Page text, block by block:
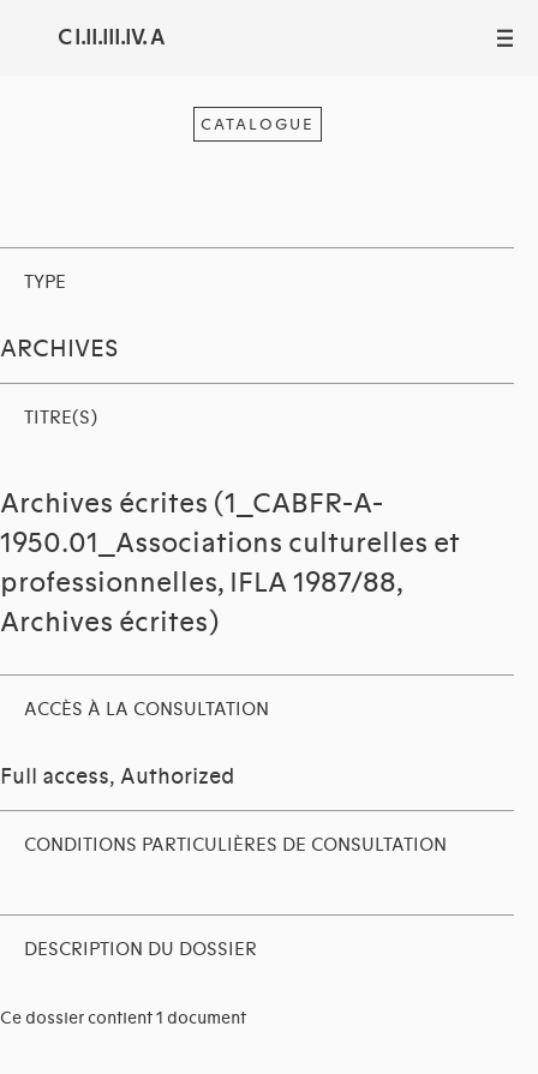
C I.II.III.IV. A III
CATALOGUE
TYPE
ARCHIVES
TITRE(S)
Archives écrites (1_CABFR-A-
1950.01_Associations culturelles et
professionnelles, IFLA 1987/88,
Archives écrites)
ACCÈS À LA CONSULTATION
Full access, Authorized
CONDITIONS PARTICULIÈRES DE CONSULTATION
DESCRIPTION DU DOSSIER
Ce dossier contient 1 document